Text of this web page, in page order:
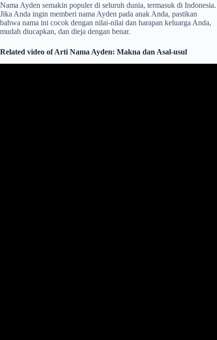
Nama Ayden semakin populer di seluruh dunia, termasuk di Indonesia.
Jika Anda ingin memberi nama Ayden pada anak Anda, pastikan
bahwa nama ini cocok dengan nilai-nilai dan harapan keluarga Anda,
mudah diucapkan, dan dieja dengan benar.
Related video of Arti Nama Ayden: Makna dan Asal-usul